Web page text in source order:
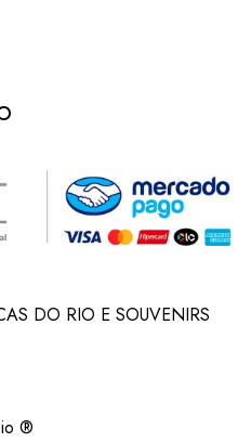
DO RIO E SOUVENIRS
®